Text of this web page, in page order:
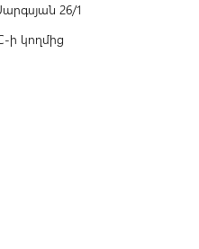
26/1
ի կողմից